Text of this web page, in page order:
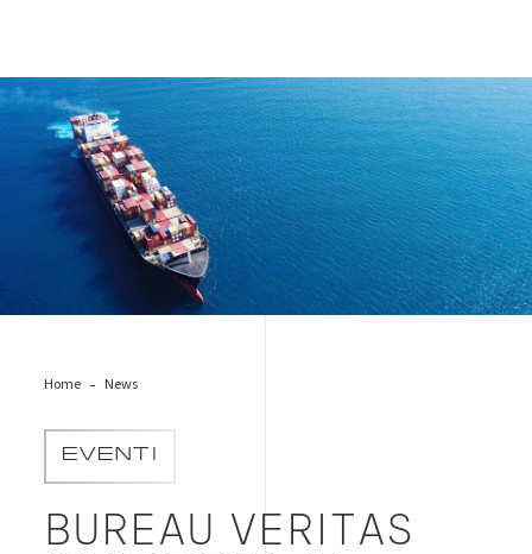
export-nave-merci
Home News
EVENTI
BUREAU VERITAS